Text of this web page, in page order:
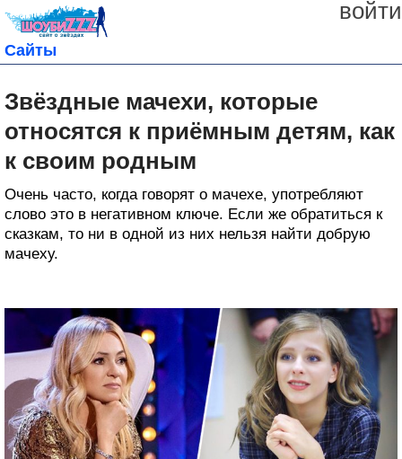
войти
Сайты
Звёздные мачехи, которые
относятся к приёмным детям, как
к своим родным
Очень часто, когда говорят о мачехе, употребляют
слово это в негативном ключе. Если же обратиться к
сказкам, то ни в одной из них нельзя найти добрую
мачеху.